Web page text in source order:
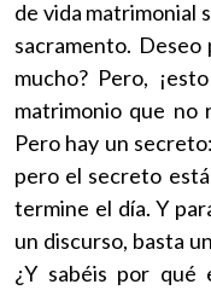
de vida matrimonial
sacramento. Deseo
mucho? Pero,
matrimonio que no
Pero hay un
pero el secreto
termine el día. Y
un discurso, basta
¿Y sabéis por qué